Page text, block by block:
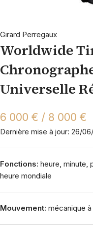
Girard Perregaux
Worldwide
Universelle
6 000 € / 8 000 €
Dernière mise à jour: 26/
Fonctions: heure, minute,
heure mondiale
Mouvement: mécanique